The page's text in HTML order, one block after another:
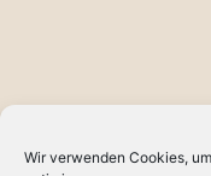
Wir verwenden Cookies,